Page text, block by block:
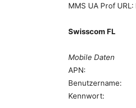
MMS UA Prof
Swisscom FL
Mobile Daten
APN:
Benutzername:
Kennwort: